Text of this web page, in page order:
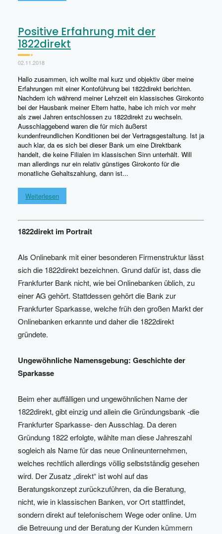
Positive Erfahrung mit der
1822direkt
02.11.2018
Hallo zusammen, ich wollte mal kurz und objektiv über meine
Erfahrungen mit einer Kontoführung bei 1822direkt berichten.
Nachdem ich während meiner Lehrzeit ein klassisches Girokonto
bei der Hausbank meiner Eltern hatte, habe ich mich vor mehr
als zwei Jahren entschlossen zu 1822direkt zu wechseln.
Ausschlaggebend waren die für mich äußerst
kundenfreundlichen Konditionen bei der Vertragsgestaltung. Ist ja
auch klar, da es sich bei dieser Bank um eine Direktbank
handelt, die keine Filialen im klassischen Sinn unterhält. Will
man allerdings nur ein relativ günstiges Girokonto für die
monatliche Gehaltszahlung, dann ist...
Weiterlesen
1822direkt im Portrait
Als Onlinebank mit einer besonderen Firmenstruktur lässt
sich die 1822direkt bezeichnen. Grund dafür ist, dass die
Frankfurter Bank nicht, wie bei Onlinebanken üblich, zu
einer AG gehört. Stattdessen gehört die Bank zur
Frankfurter Sparkasse, welche früh den großen Markt der
Onlinebanken erkannte und daher die 1822direkt
gründete.
Ungewöhnliche Namensgebung: Geschichte der
Sparkasse
Beim eher auffälligen und ungewöhnlichen Name der
1822direkt, gibt einzig und allein die Gründungsbank -die
Frankfurter Sparkasse- den Ausschlag. Da deren
Gründung 1822 erfolgte, wählte man diese Jahreszahl
sogleich als Name für das neue Onlineunternehmen,
welches rechtlich allerdings völlig selbstständig gesehen
wird. Der Zusatz „direkt“ ist wohl auf das
Beratungskonzept zurückzuführen, da die Beratung,
nicht, wie in klassischen Banken, vor Ort stattfindet,
sondern direkt auf telefonischem Wege oder online. Um
die Betreuung und der Beratung der Kunden kümmern